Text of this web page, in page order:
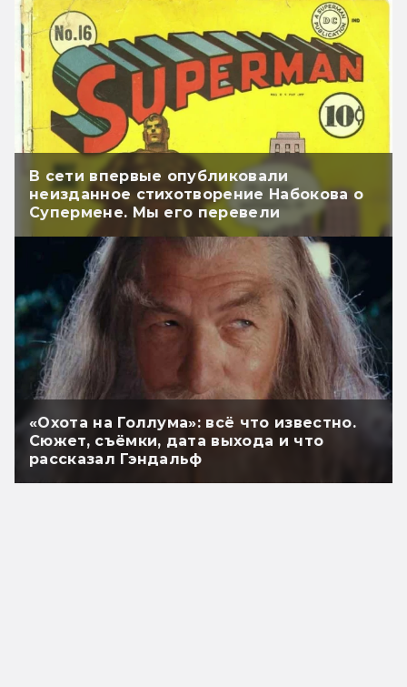
В сети впервые опубликовали
неизданное стихотворение Набокова о
Супермене. Мы его перевели
«Охота на Голлума»: всё что известно.
Сюжет, съёмки, дата выхода и что
рассказал Гэндальф